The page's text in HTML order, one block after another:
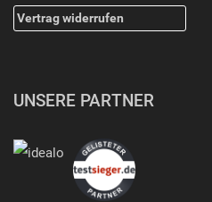
Vertrag widerrufen
UNSERE PARTNER